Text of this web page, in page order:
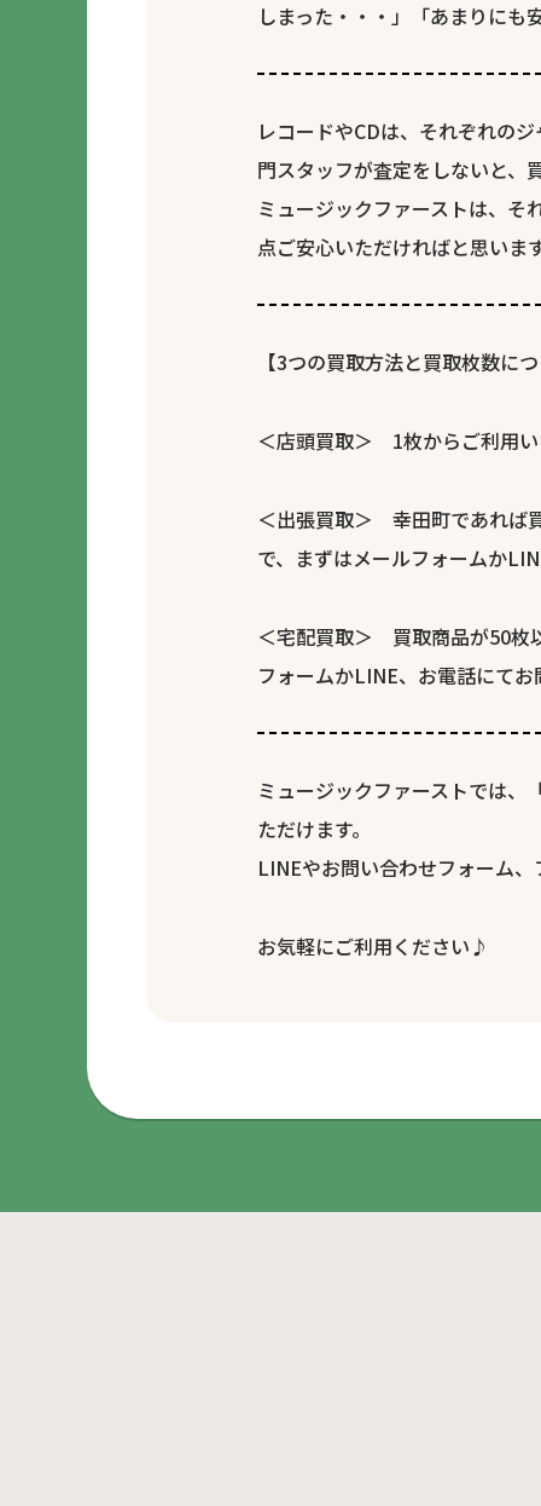
しまった・・・」「あまりに
レコードやCDは、それぞれの
門スタッフが査定をしないと、
ミュージックファーストは、そ
点ご安心いただければと思いま
【3つの買取方法と買取枚数に
＜店頭買取＞ 1枚からご利用い
＜出張買取＞ 幸田町であれば
で、まずはメールフォームか
＜宅配買取＞ 買取商品が50枚
フォームかLINE、お電話にて
ミュージックファーストでは
ただけます。
LINEやお問い合わせフォーム
お気軽にご利用ください♪